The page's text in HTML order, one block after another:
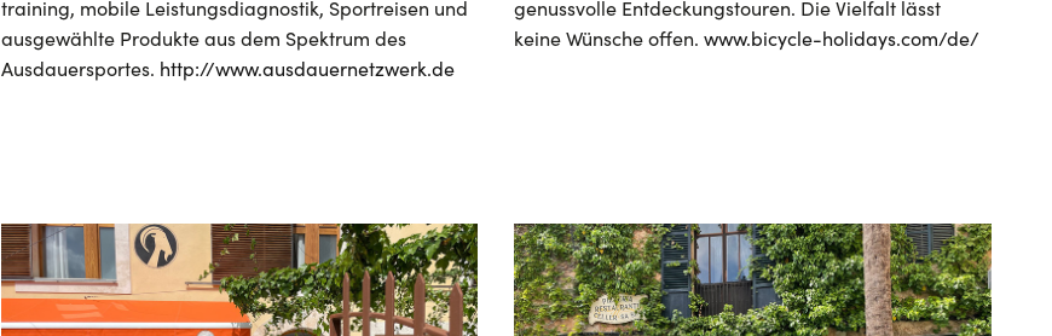
training, mobile Leistungsdiagnostik, Sportreisen und
ausgewählte Produkte aus dem Spektrum des
Ausdauersportes. http://www.ausdauernetzwerk.de
genussvolle Entdeckungstouren. Die Vielfalt lässt
keine Wünsche offen.www.bicycle-holidays.com/de/